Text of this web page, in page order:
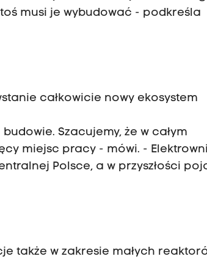
musi je wybudować - podkreśla
całkowicie nowy ekosystem
Szacujemy, że w całym
miejsc pracy - mówi. -
Polsce, a w przyszłości
także w zakresie małych